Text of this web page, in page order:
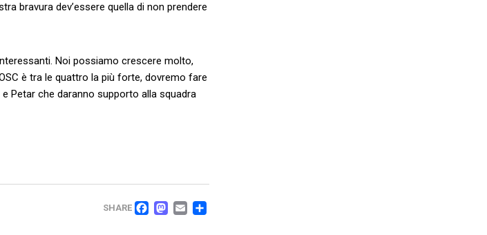
bravura dev’essere quella di non prendere
Noi possiamo crescere molto,
è tra le quattro la più forte, dovremo fare
Petar che daranno supporto alla squadra
SHARE FACEBOOK
MASTODON
EMAIL